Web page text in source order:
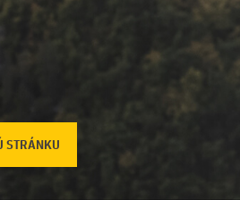
STRÁNKU